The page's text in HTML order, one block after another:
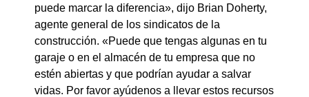
puede marcar la diferencia», dijo Brian Doherty,
agente general de los sindicatos de la
construcción. «Puede que tengas algunas en tu
garaje o en el almacén de tu empresa que no
estén abiertas y que podrían ayudar a salvar
vidas. Por favor ayúdenos a llevar estos recursos